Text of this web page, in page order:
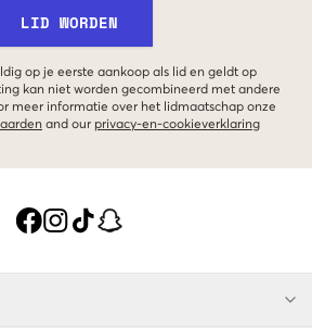
LID WORDEN
op je eerste aankoop als lid en geldt op
kan niet worden gecombineerd met andere
meer informatie over het lidmaatschap onze
and our privacy-en-cookieverklaring